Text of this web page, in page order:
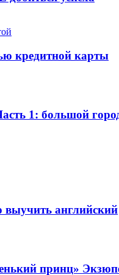
кредитной карты
1: большой
выучить английский
принц»